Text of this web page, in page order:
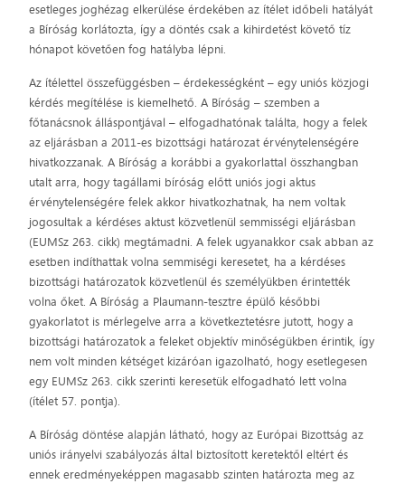
esetleges joghézag elkerülése érdekében az ítélet időbeli hatályát
a Bíróság korlátozta, így a döntés csak a kihirdetést követő tíz
hónapot követően fog hatályba lépni.
Az ítélettel összefüggésben – érdekességként – egy uniós közjogi
kérdés megítélése is kiemelhető. A Bíróság – szemben a
főtanácsnok álláspontjával – elfogadhatónak találta, hogy a felek
az eljárásban a 2011-es bizottsági határozat érvénytelenségére
hivatkozzanak. A Bíróság a korábbi a gyakorlattal összhangban
utalt arra, hogy tagállami bíróság előtt uniós jogi aktus
érvénytelenségére felek akkor hivatkozhatnak, ha nem voltak
jogosultak a kérdéses aktust közvetlenül semmisségi eljárásban
(EUMSz 263. cikk) megtámadni. A felek ugyanakkor csak abban az
esetben indíthattak volna semmiségi keresetet, ha a kérdéses
bizottsági határozatok közvetlenül és személyükben érintették
volna őket. A Bíróság a Plaumann-tesztre épülő későbbi
gyakorlatot is mérlegelve arra a következtetésre jutott, hogy a
bizottsági határozatok a feleket objektív minőségükben érintik, így
nem volt minden kétséget kizáróan igazolható, hogy esetlegesen
egy EUMSz 263. cikk szerinti keresetük elfogadható lett volna
(ítélet 57. pontja).
A Bíróság döntése alapján látható, hogy az Európai Bizottság az
uniós irányelvi szabályozás által biztosított keretektől eltért és
ennek eredményeképpen magasabb szinten határozta meg az